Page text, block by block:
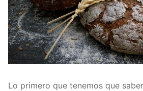
Lo primero que tenemos que